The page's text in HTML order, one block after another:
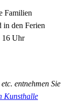
Familien
in den Ferien
16 Uhr
entnehmen Sie
Kunsthalle